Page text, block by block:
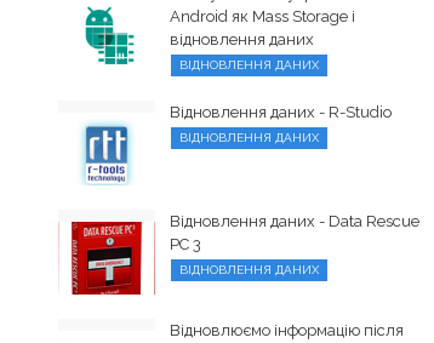
Android як Mass Storage і
відновлення даних
ВІДНОВЛЕННЯ ДАНИХ
Відновлення даних - R-Studio
ВІДНОВЛЕННЯ ДАНИХ
Відновлення даних - Data Rescue
PC 3
ВІДНОВЛЕННЯ ДАНИХ
Відновлюємо інформацію після